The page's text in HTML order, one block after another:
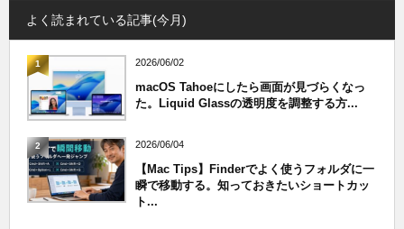
よく読まれている記事(今月)
1 2026/06/02
macOS Tahoeにしたら画面が見づらくなっ
た。Liquid Glassの透明度を調整する方...
2 2026/06/04
【Mac Tips】Finderでよく使うフォルダに一
瞬で移動する。知っておきたいショートカッ
ト...